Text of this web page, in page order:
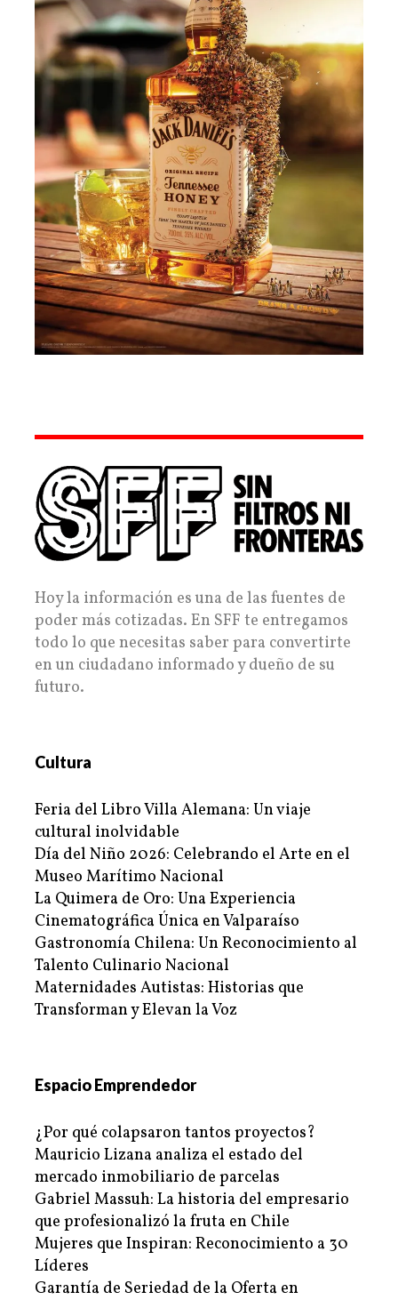
Hoy la información es una de las fuentes de
poder más cotizadas. En SFF te entregamos
todo lo que necesitas saber para convertirte
en un ciudadano informado y dueño de su
futuro.
Cultura
Feria del Libro Villa Alemana: Un viaje
cultural inolvidable
Día del Niño 2026: Celebrando el Arte en el
Museo Marítimo Nacional
La Quimera de Oro: Una Experiencia
Cinematográfica Única en Valparaíso
Gastronomía Chilena: Un Reconocimiento al
Talento Culinario Nacional
Maternidades Autistas: Historias que
Transforman y Elevan la Voz
Espacio Emprendedor
¿Por qué colapsaron tantos proyectos?
Mauricio Lizana analiza el estado del
mercado inmobiliario de parcelas
Gabriel Massuh: La historia del empresario
que profesionalizó la fruta en Chile
Mujeres que Inspiran: Reconocimiento a 30
Líderes
Garantía de Seriedad de la Oferta en